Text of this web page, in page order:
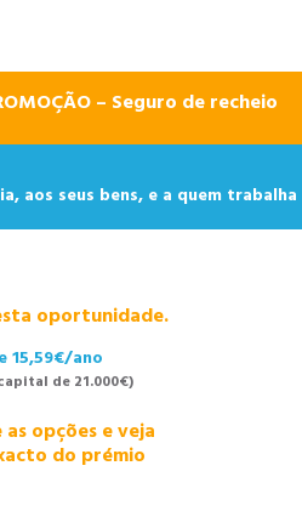
– Seguro de recheio
aos seus bens, e a quem trabalha
oportunidade.
15,59€/ano
de 21.000€)
as opções e veja
do prémio